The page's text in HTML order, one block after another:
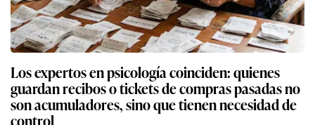
Los expertos en psicología coinciden: quienes
guardan recibos o tickets de compras pasadas no
son acumuladores, sino que tienen necesidad de
control